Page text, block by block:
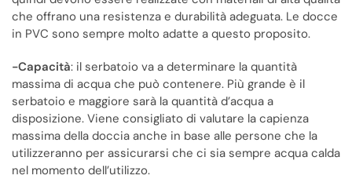
che offrano una resistenza e durabilità adeguata. Le docce
in PVC sono sempre molto adatte a questo proposito.
-Capacità: il serbatoio va a determinare la quantità
massima di acqua che può contenere. Più grande è il
serbatoio e maggiore sarà la quantità d’acqua a
disposizione. Viene consigliato di valutare la capienza
massima della doccia anche in base alle persone che la
utilizzeranno per assicurarsi che ci sia sempre acqua calda
nel momento dell’utilizzo.